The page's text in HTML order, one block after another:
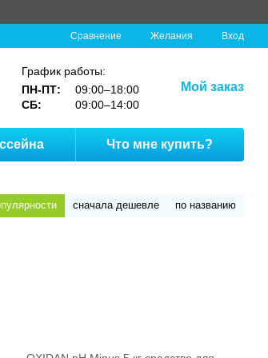
Сравнение Желания Вход
График работы:
ПН-ПТ:
09:00–18:00
СБ:
09:00–14:00
Мой заказ
Что мне купить?
сначала дешевле по названию